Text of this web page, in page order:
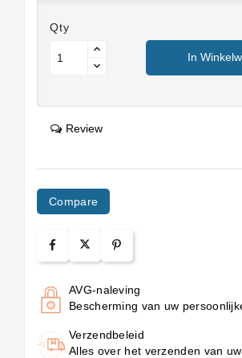
Qty
In
Review
Compare
AVG-naleving
Bescherming van uw
Verzendbeleid
Alles over het verzenden van